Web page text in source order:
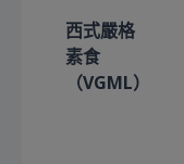
西式嚴格
素食
（VGML）